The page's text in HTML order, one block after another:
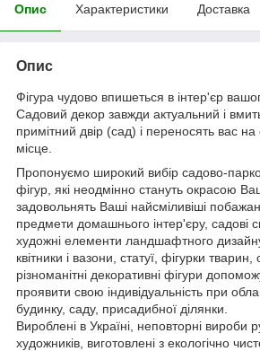
Опис Характеристики Доставка
Опис
Фігура чудово впишеться в інтер'єр
Садовий декор завжди актуальний і
примітний двір (сад) і переносять вас
місце.
Пропонуємо широкий вибір садово-
фігур, які неодмінно стануть окрасою
задовольнять Ваші найсміливіші
предмети домашнього інтер'єру, садові
художні елементи ландшафтного
квітники і вазони, статуї, фігурки тварин,
різноманітні декоративні фігури
проявити свою індивідуальність при
будинку, саду, присадибної ділянки.
Вироблені в Україні, неповторні вироби
художників, виготовлені з екологічно